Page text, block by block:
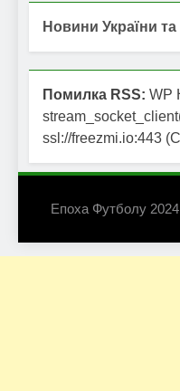
Новини України та
Помилка RSS: WP
ssl://freezmi.io:443
Епоха Футболу